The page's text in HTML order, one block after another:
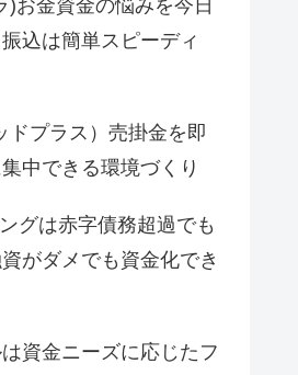
)お金資金の悩みを今日
込は簡単スピーディ
ドプラス）売掛金を即
中できる環境づくり
グは赤字債務超過でも
がダメでも資金化でき
資金ニーズに応じたフ